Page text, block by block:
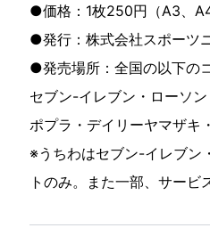
●価格：1枚250円（A3、A4
●発行：株式会社スポーツ
●発売場所：全国の以下の
セブン-イレブン・ローソ
ポプラ・デイリーヤマザキ
※うちわはセブン-イレブン
トのみ。また一部、サー